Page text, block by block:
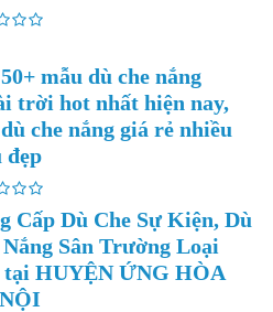
mẫu dù che nắng
trời hot nhất hiện nay,
che nắng giá rẻ nhiều
đẹp
Cấp Dù Che Sự Kiện, Dù
Nắng Sân Trường Loại
HUYỆN ỨNG HÒA